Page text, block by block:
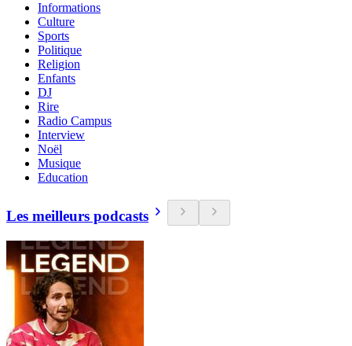
Informations
Culture
Sports
Politique
Religion
Enfants
DJ
Rire
Radio Campus
Interview
Noël
Musique
Education
Les meilleurs podcasts